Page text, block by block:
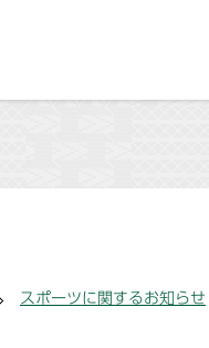
スポーツに関するお知らせ